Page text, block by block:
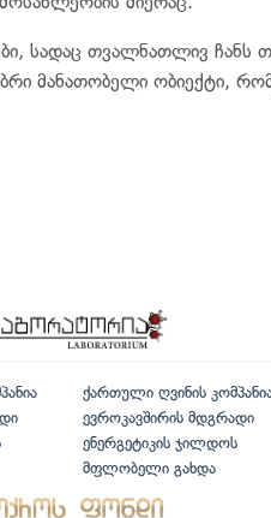
სადაც თვალნათლივ ჩანს
მანათობელი ობიექტი,
ქართული ღვინის
ევროკავშირის მდგრადი
ენერგეტიკის ჯილდოს
მფლობელი გახდა